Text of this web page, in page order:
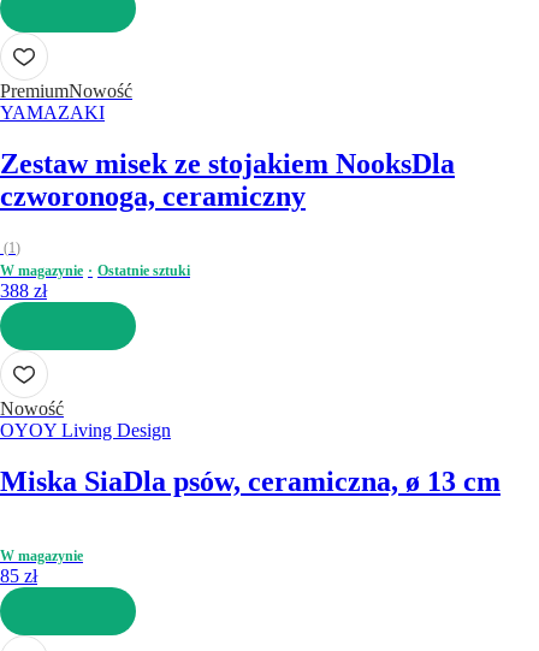
DO KOSZYKA
PremiumNowość
YAMAZAKI
Zestaw misek ze stojakiem NooksDla
czworonoga, ceramiczny
(1)
W magazynie
Ostatnie sztuki
388 zł
DO KOSZYKA
Nowość
OYOY Living Design
Miska SiaDla psów, ceramiczna, ø 13 cm
W magazynie
85 zł
DO KOSZYKA